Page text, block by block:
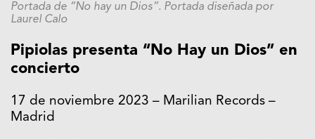
Portada de “No hay un Dios”. Portada diseñada por
Laurel Calo
Pipiolas presenta “No Hay un Dios” en
concierto
17 de noviembre 2023 – Marilian Records –
Madrid